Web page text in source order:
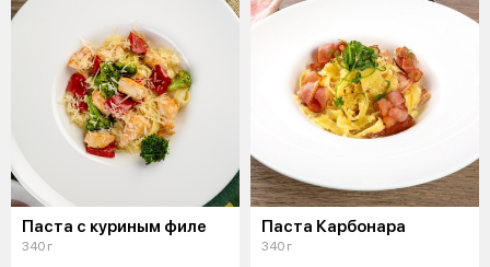
Паста с куриным филе
340 г
Паста Карбонара
340 г